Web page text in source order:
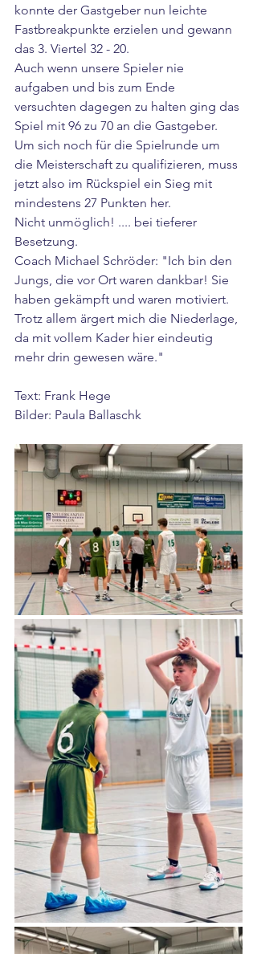
konnte der Gastgeber nun leichte
Fastbreakpunkte erzielen und gewann
das 3. Viertel 32 - 20.
Auch wenn unsere Spieler nie
aufgaben und bis zum Ende
versuchten dagegen zu halten ging das
Spiel mit 96 zu 70 an die Gastgeber.
Um sich noch für die Spielrunde um
die Meisterschaft zu qualifizieren, muss
jetzt also im Rückspiel ein Sieg mit
mindestens 27 Punkten her.
Nicht unmöglich! .... bei tieferer
Besetzung.
Coach Michael Schröder: "Ich bin den
Jungs, die vor Ort waren dankbar! Sie
haben gekämpft und waren motiviert.
Trotz allem ärgert mich die Niederlage,
da mit vollem Kader hier eindeutig
mehr drin gewesen wäre."
Text: Frank Hege
Bilder: Paula Ballaschk